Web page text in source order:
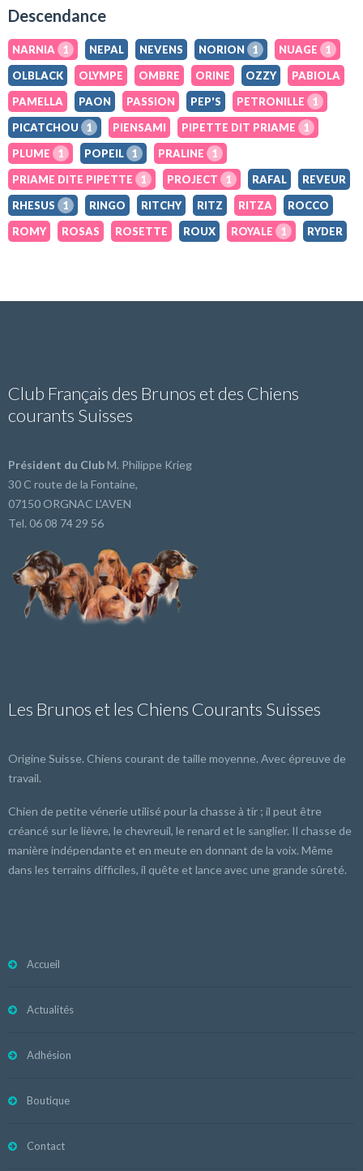
Descendance
NARNIA 1 NEPAL NEVENS NORION 1 NUAGE
1
OLBLACK
OLYMPE OMBRE ORINE OZZY
PABIOLA
PAMELLA
PAON PASSION PEP'S PETRONILLE
1
PICATCHOU
1 PIENSAMI PIPETTE DIT PRIAME
1
PLUME
1 POPEIL 1 PRALINE
1
PRIAME DITE PIPETTE
1 PROJECT 1 RAFAL
REVEUR
RHESUS
1 RINGO RITCHY RITZ RITZA
ROCCO
ROMY
ROSAS ROSETTE ROUX ROYALE 1 RYDER
Club Français des Brunos et des Chiens
courants Suisses
Président du ClubM. Philippe Krieg
30 C route de la Fontaine,
07150 ORGNAC L'AVEN
Tel. 06 08 74 29 56
Les Brunos et les Chiens Courants Suisses
Origine Suisse. Chiens courant de taille moyenne. Avec épreuve de
travail.
Chien de petite vénerie utilisé pour la chasse à tir ; il peut être
créancé sur le lièvre, le chevreuil, le renard et le sanglier. Il chasse de
manière indépendante et en meute en donnant de la voix. Même
dans les terrains difficiles, il quête et lance avec une grande sûreté.
Accueil
Actualités
Adhésion
Boutique
Contact